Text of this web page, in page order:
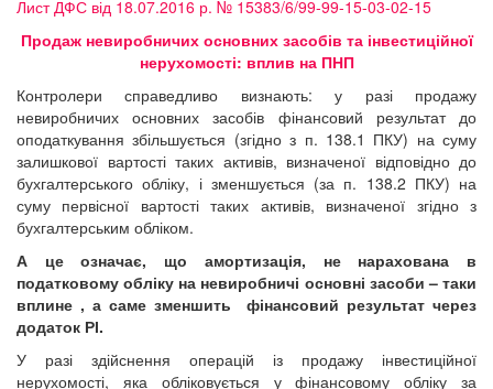
Лист ДФС від 18.07.2016 р. № 15383/6/99-99-15-03-02-15
Продаж невиробничих основних засобів та інвестиційної
нерухомості: вплив на ПНП
Контролери справедливо визнають: у разі продажу
невиробничих основних засобів фінансовий результат до
оподаткування збільшується (згідно з п. 138.1 ПКУ) на суму
залишкової вартості таких активів, визначеної відповідно до
бухгалтерського обліку, і зменшується (за п. 138.2 ПКУ) на
суму первісної вартості таких активів, визначеної згідно з
бухгалтерським обліком.
А це означає, що амортизація, не нарахована в
податковому обліку на невиробничі основні засоби – таки
вплине , а саме зменшить фінансовий результат через
додаток РІ.
У разі здійснення операцій із продажу інвестиційної
нерухомості, яка обліковується у фінансовому обліку за